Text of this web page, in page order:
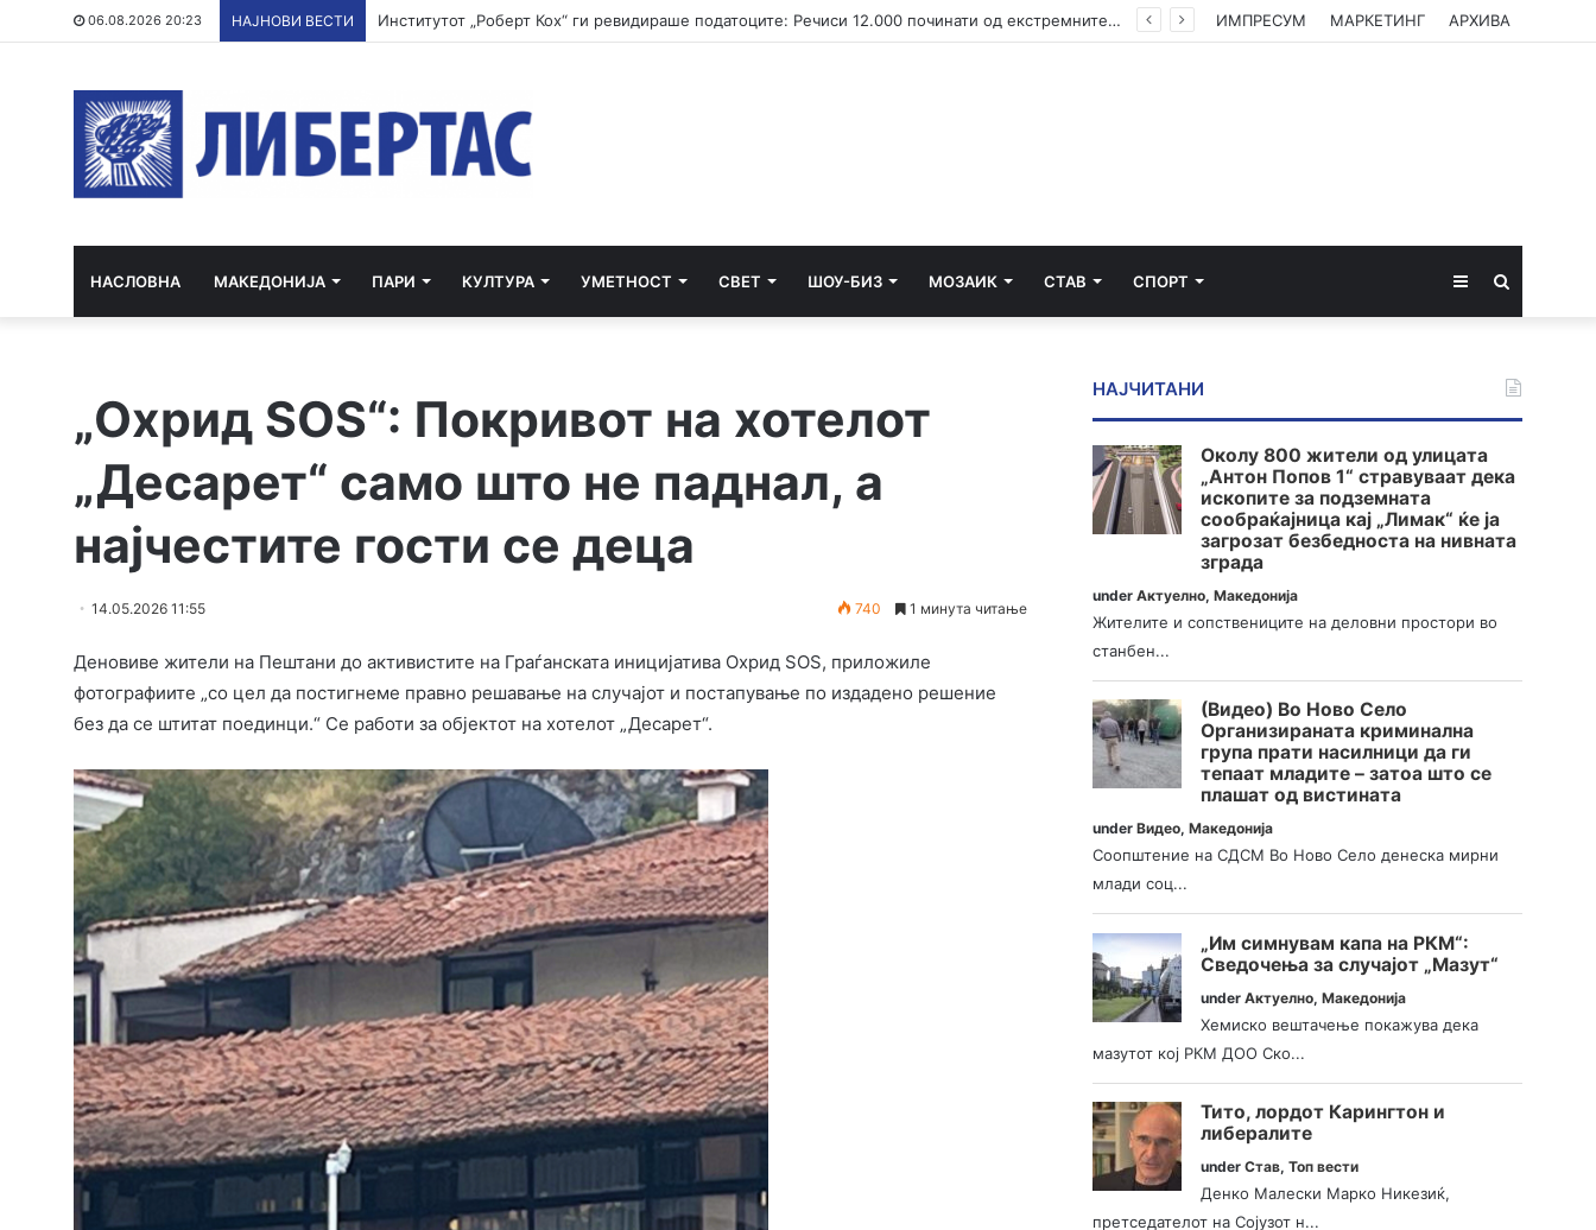
06.08.2026 20:23 НАЈНОВИ ВЕСТИ Институтот „Роберт Кох“ ги ревидираше податоците: Речиси 12.000 починати од екстремните горештини во Германија ИМПРЕСУМ МАРКЕТИНГ АРХИВА
НАСЛОВНА МАКЕДОНИЈА ПАРИ КУЛТУРА УМЕТНОСТ СВЕТ ШОУ-БИЗ МОЗАИК СТАВ СПОРТ Sidebar
„Охрид ЅОЅ“: Покривот на хотелот
„Десарет“ само што не паднал, а
најчестите гости се деца
14.05.2026 11:55 740 1 минута читање
Деновиве жители на Пештани до активистите на Граѓанската иницијатива Охрид SOS, приложиле
фотографиите „со цел да постигнеме правно решавање на случајот и постапување по издадено решение
без да се штитат поединци.“ Се работи за објектот на хотелот „Десарет“.
НАЈЧИТАНИ
Околу 800 жители од улицата
„Антон Попов 1“ стравуваат дека
ископите за подземната
сообраќајница кај „Лимак“ ќе ја
загрозат безбедноста на нивната
зграда
underАктуелно,Македонија
Жителите и сопствениците на деловни простори во
станбен...
(Видео) Во Ново Село
Организираната криминална
група прати насилници да ги
тепаат младите – затоа што се
плашат од вистината
underВидео,Македонија
Соопштение на СДСМ Во Ново Село денеска мирни
млади соц...
„Им симнувам капа на РКМ“:
Сведочења за случајот „Мазут“
underАктуелно,Македонија
Хемиско вештачење покажува дека
мазутот кој РКМ ДОО Ско...
Тито, лордот Карингтон и
либералите
underСтав,Топ вести
Денко Малески Марко Никезиќ,
претседателот на Сојузот н...